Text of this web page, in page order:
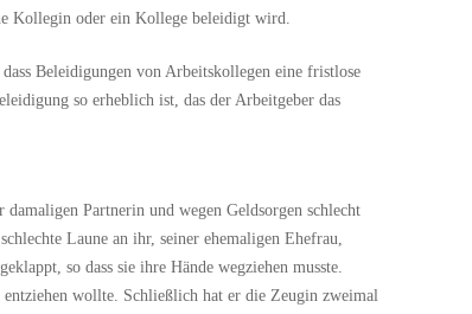
Kollegin oder ein Kollege beleidigt wird.
Beleidigungen von Arbeitskollegen eine fristlose
so erheblich ist, das der Arbeitgeber das
Partnerin und wegen Geldsorgen schlecht
Laune an ihr, seiner ehemaligen Ehefrau,
so dass sie ihre Hände wegziehen musste.
wollte. Schließlich hat er die Zeugin zweimal